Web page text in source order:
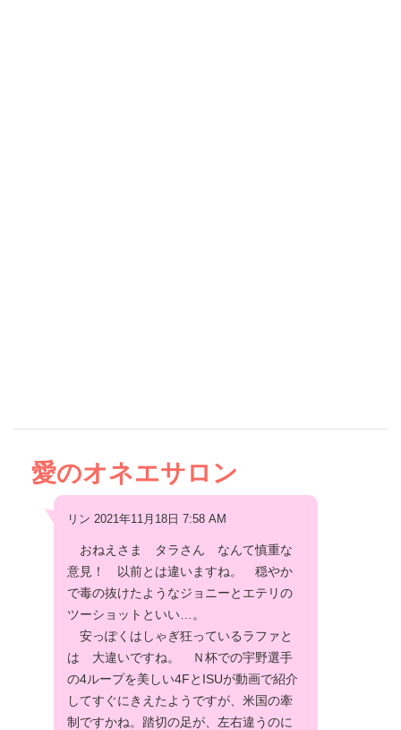
愛のオネエサロン
リン 2021年11月18日 7:58 AM
おねえさま タラさん なんて慎重な
意見！ 以前とは違いますね。 穏やか
で毒の抜けたようなジョニーとエテリの
ツーショットといい…。
安っぽくはしゃぎ狂っているラファと
は 大違いですね。 Ｎ杯での宇野選手
の4ループを美しい4FとISUが動画で紹介
してすぐにきえたようですが、米国の牽
制ですかね。踏切の足が、左右違うのに